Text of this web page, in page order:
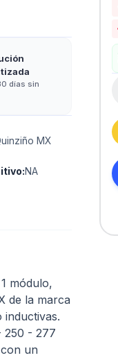
días sin
MX
:NA
módulo,
de la marca
inductivas.
250 - 277
un